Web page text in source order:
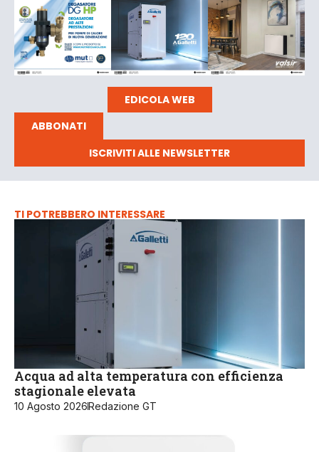
EDICOLA WEB
ABBONATI
ISCRIVITI ALLE NEWSLETTER
TI POTREBBERO INTERESSARE
Acqua ad alta temperatura con efficienza
stagionale elevata
10 Agosto 2026Redazione GT